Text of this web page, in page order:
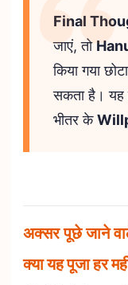
Final
जाएं, तो
किया गया
सकता है। यह
भीतर के
अक्सर पूछे जाने
क्या यह पूजा हर